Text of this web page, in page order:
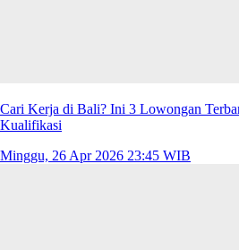
Cari Kerja di Bali? Ini 3 Lowongan
Kualifikasi
Minggu, 26 Apr 2026 23:45 WIB